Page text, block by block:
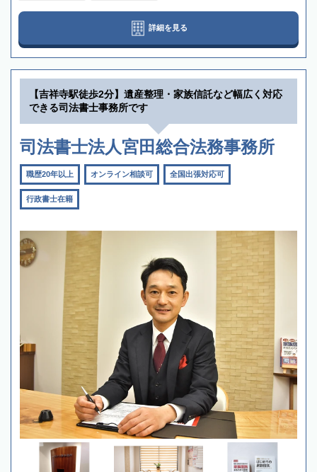
詳細を見る
【吉祥寺駅徒歩2分】遺産整理・家族信託など幅広く対応
できる司法書士事務所です
司法書士法人宮田総合法務事務所
職歴20年以上 オンライン相談可 全国出張対応可
行政書士在籍